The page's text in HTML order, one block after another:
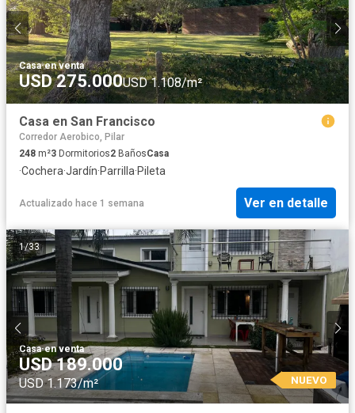
Casa·en venta
USD 275.000USD 1.108/m²
Casa en San Francisco
Corredor Aerobico, Pilar
248 m²3 Dormitorios2 BañosCasa
·Cochera·Jardín·Parrilla·Pileta
Actualizado hace 1 semana Ver en detalle
1/33
Casa·en venta
USD 189.000
USD 1.173/m² NUEVO